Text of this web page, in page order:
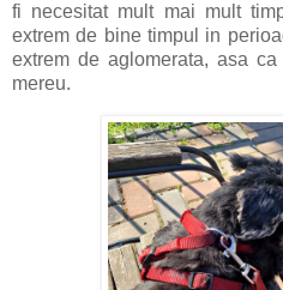
fi necesitat mult mai mult
extrem de bine timpul in
extrem de aglomerata, asa
mereu.